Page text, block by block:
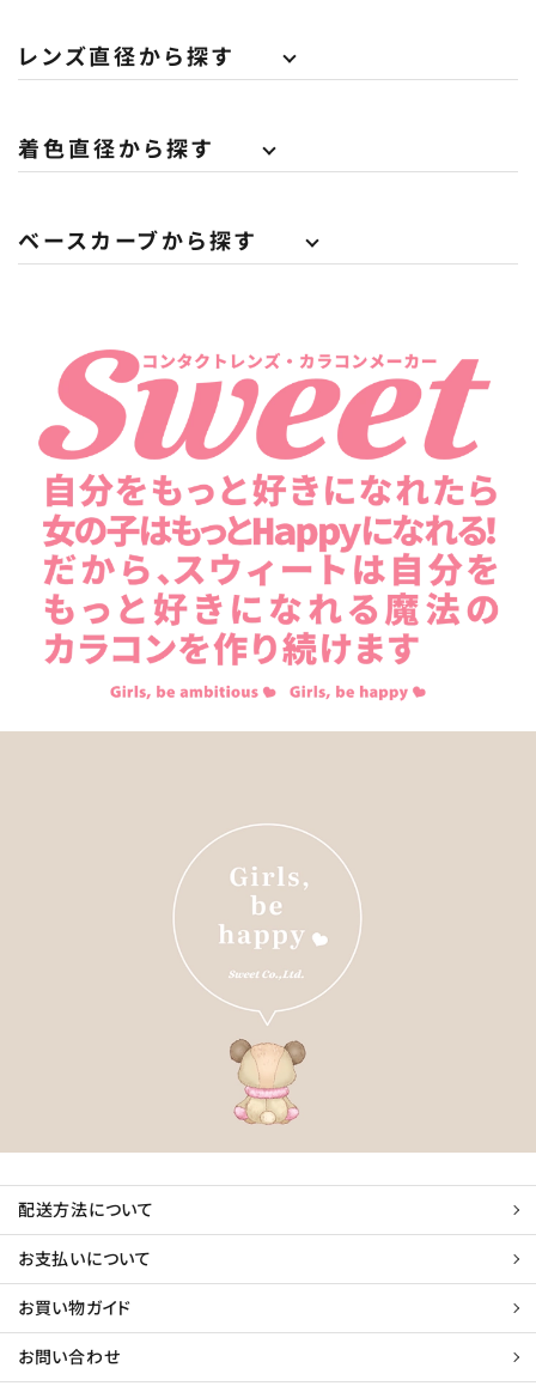
レンズ直径から探す
着色直径から探す
ベースカーブから探す
配送方法について
お支払いについて
お買い物ガイド
お問い合わせ